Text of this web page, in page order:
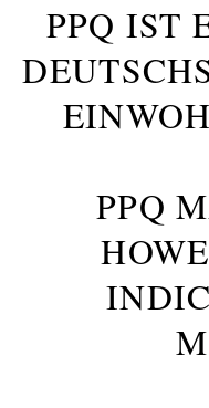
PPQ IST
PPQ